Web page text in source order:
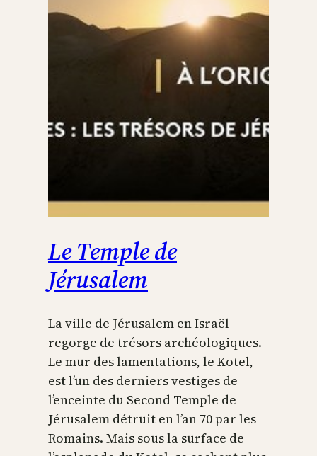
Le Temple de
Jérusalem
La ville de Jérusalem en Israël
regorge de trésors archéologiques.
Le mur des lamentations, le Kotel,
est l’un des derniers vestiges de
l’enceinte du Second Temple de
Jérusalem détruit en l’an 70 par les
Romains. Mais sous la surface de